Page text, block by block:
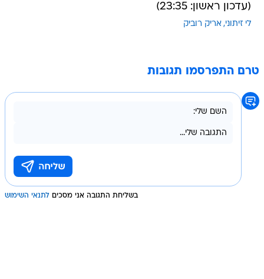
(עדכון ראשון: 23:35)
לי זיתוני אריק רוביק
טרם התפרסמו תגובות
בשליחת התגובה אני מסכים לתנאי השימוש